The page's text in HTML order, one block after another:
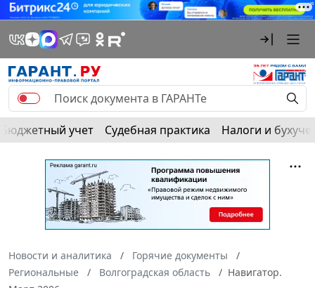
Бюджетный учет Судебная практика Налоги и
Новости и аналитика
Горячие документы
Региональные
Волгоградская область
Навигатор.